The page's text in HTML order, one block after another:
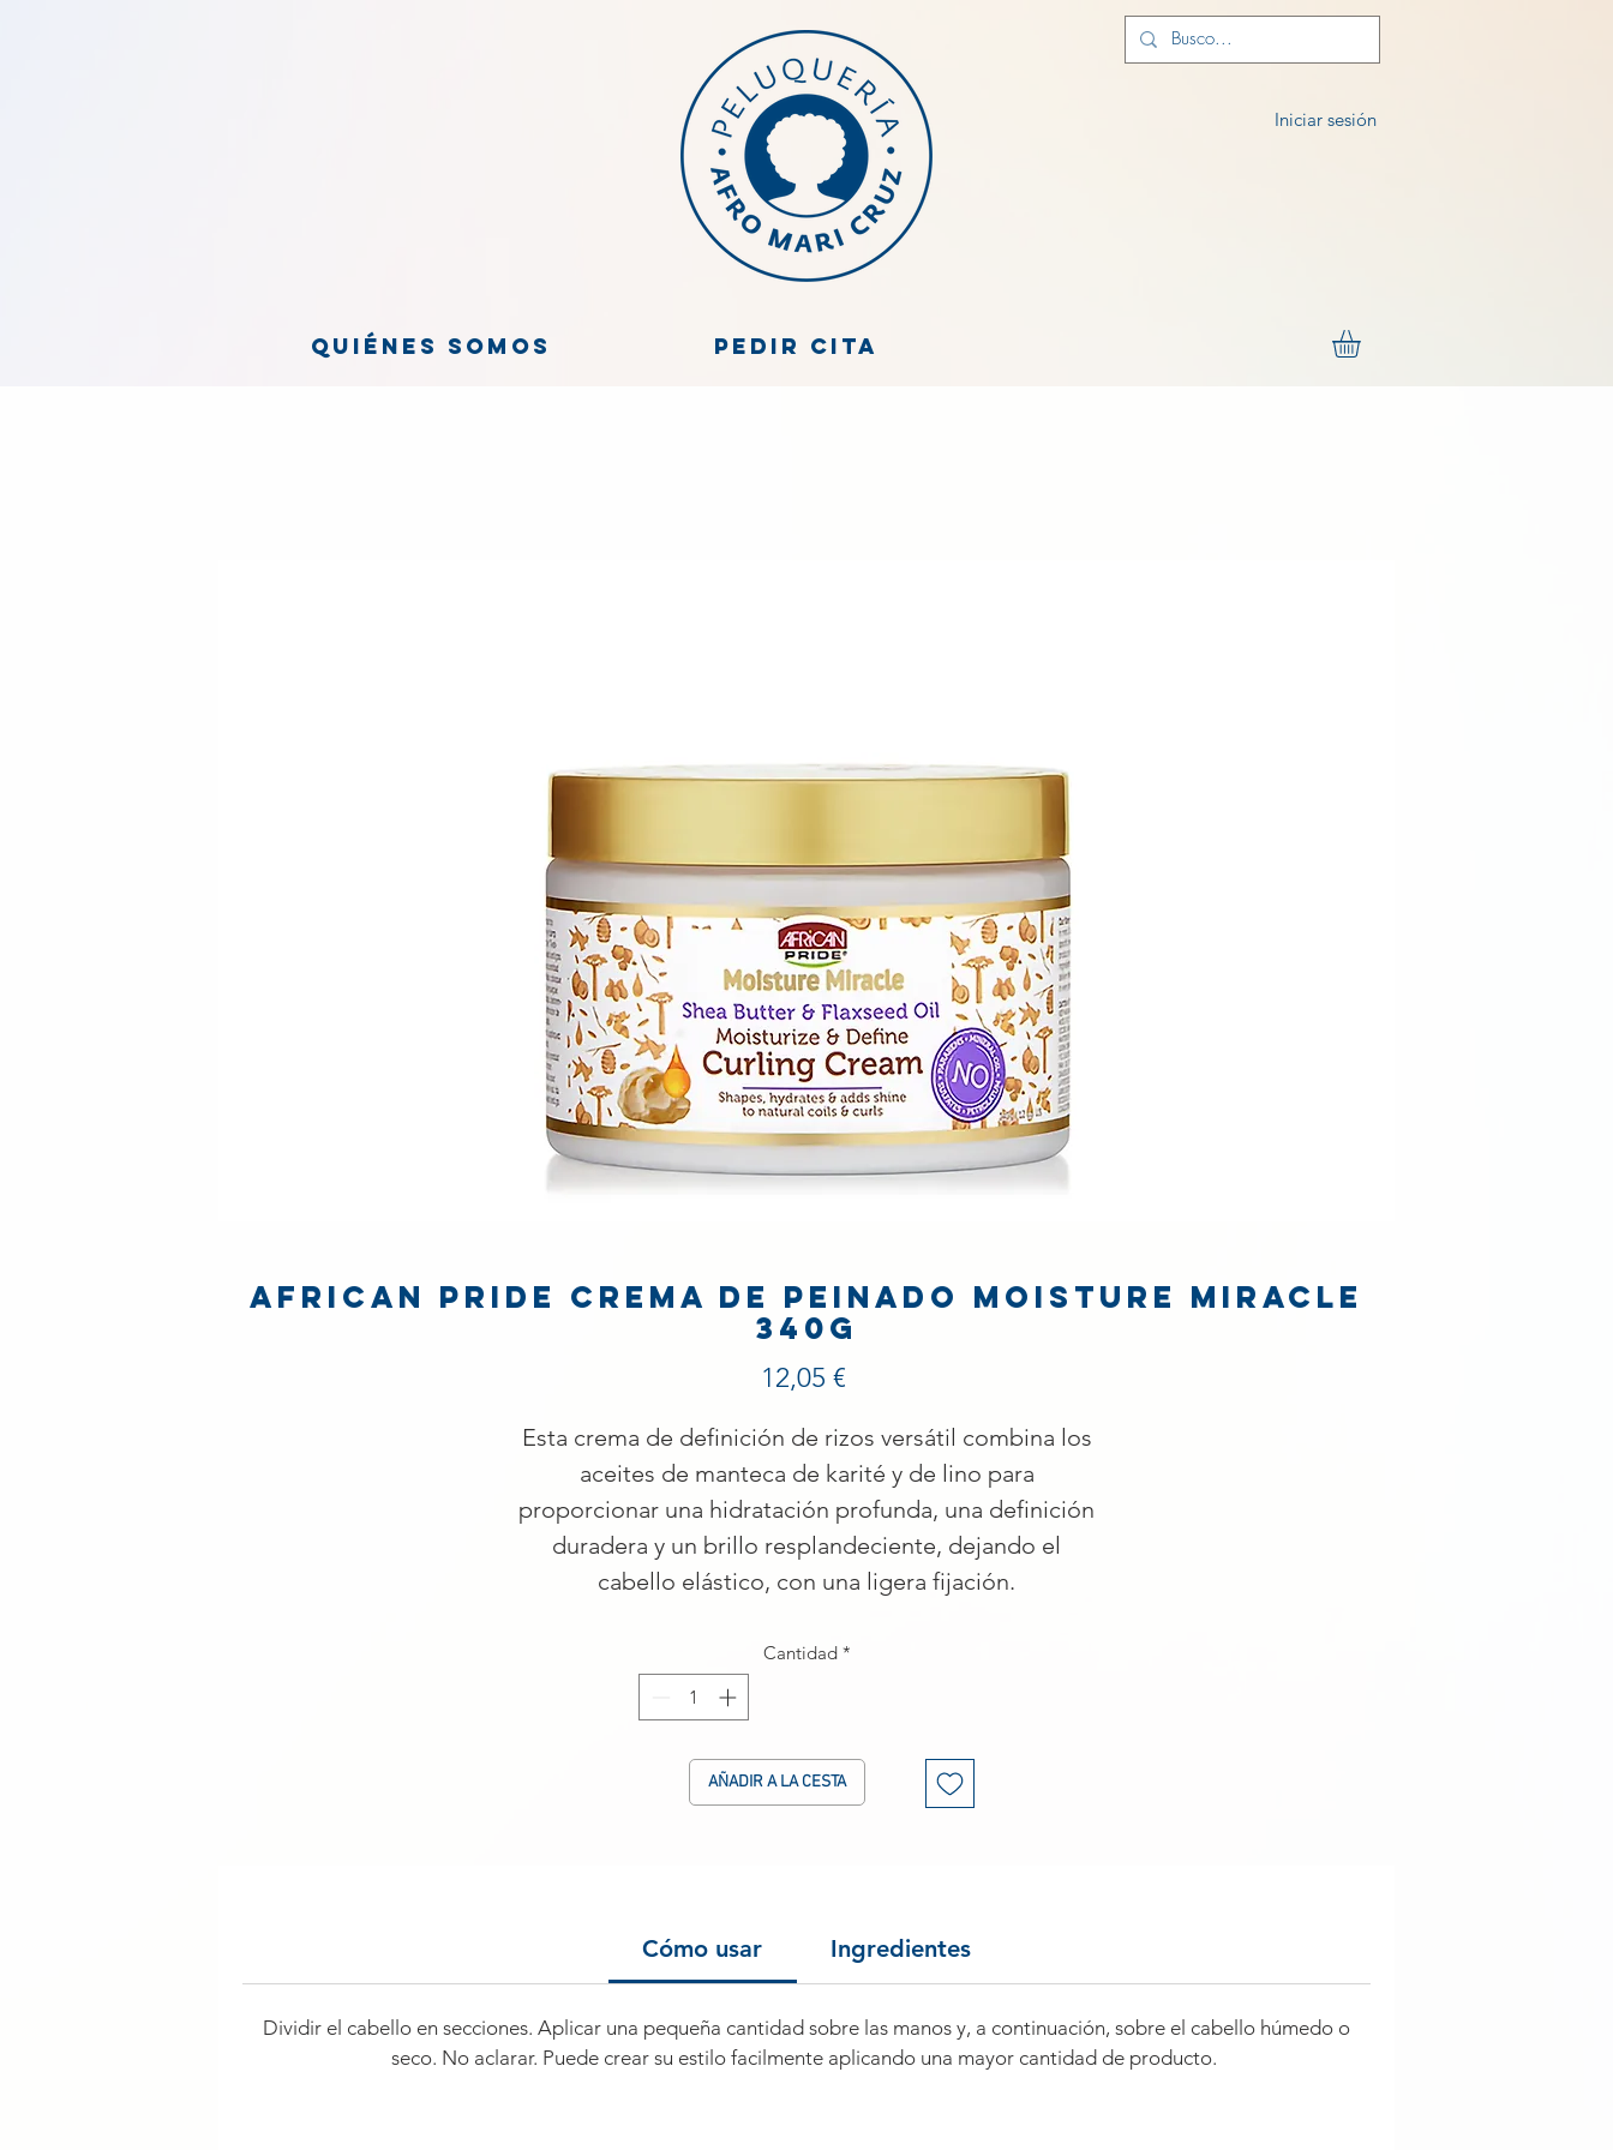
Iniciar sesión
Quiénes somos Pedir cita
African Pride Crema de peinado Moisture Miracle
340g
12,05 €
Esta crema de definición de rizos versátil combina los
aceites de manteca de karité y de lino para
proporcionar una hidratación profunda, una definición
duradera y un brillo resplandeciente, dejando el
cabello elástico, con una ligera fijación.
Cantidad *
AÑADIR A LA CESTA
Cómo usar Ingredientes
Dividir el cabello en secciones. Aplicar una pequeña cantidad sobre las manos y, a continuación, sobre el cabello húmedo o
seco. No aclarar. Puede crear su estilo facilmente aplicando una mayor cantidad de producto.